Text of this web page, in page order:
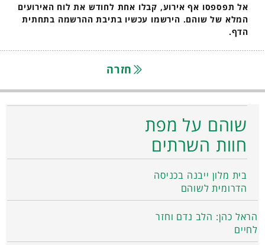
אל תפספסו אף אירוע, קבלו אחת לחודש את לוח האירועים
המלא של שוהם. הירשמו עכשיו בתיבת ההרשמה בתחתית
הדף.
חזרה
שוהם על מפת
חוות השרתים
בית מלון ייבנה בכניסה
הדרומית לשוהם
הראל כהן: הלב נדם וחזר
לחיים